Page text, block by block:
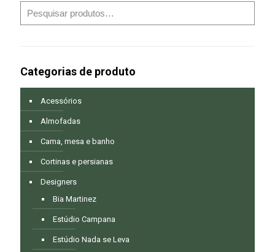
Categorias de produto
Acessórios
Almofadas
Cama, mesa e banho
Cortinas e persianas
Designers
Bia Martinez
Estúdio Campana
Estúdio Nada se Leva